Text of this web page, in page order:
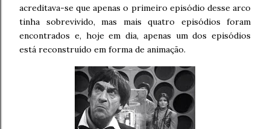
acreditava-se que apenas o primeiro episódio desse arco
tinha sobrevivido, mas mais quatro episódios foram
encontrados e, hoje em dia, apenas um dos episódios
está reconstruído em forma de animação.